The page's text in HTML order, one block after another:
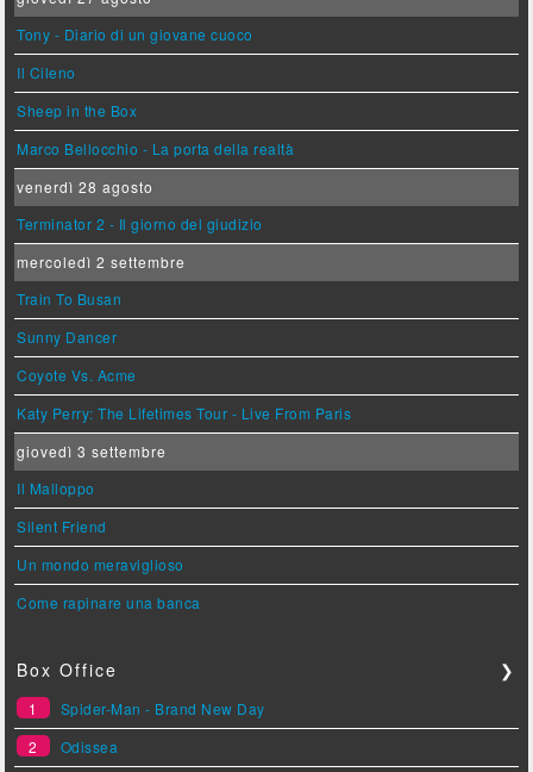
Tony - Diario di un giovane cuoco
Il Cileno
Sheep in the Box
Marco Bellocchio - La porta della realtà
venerdì 28 agosto
Terminator 2 - Il giorno del giudizio
mercoledì 2 settembre
Train To Busan
Sunny Dancer
Coyote Vs. Acme
Katy Perry: The Lifetimes Tour - Live From Paris
giovedì 3 settembre
Il Malloppo
Silent Friend
Un mondo meraviglioso
Come rapinare una banca
Box Office ❯
1
Spider-Man - Brand New Day
2
Odissea